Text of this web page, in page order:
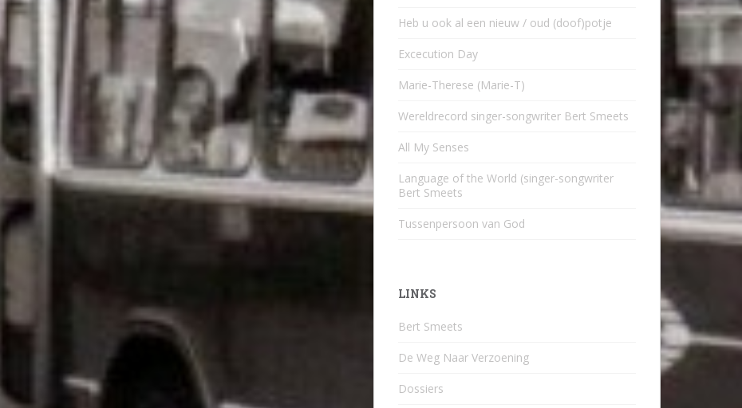
Heb u ook al een nieuw / oud (doof)potje
Excecution Day
Marie-Therese (Marie-T)
Wereldrecord singer-songwriter Bert Smeets
All My Senses
Language of the World (singer-songwriter
Bert Smeets
Tussenpersoon van God
LINKS
Bert Smeets
De Weg Naar Verzoening
Dossiers